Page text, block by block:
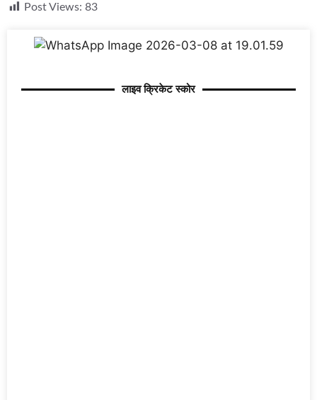
Post Views: 83
लाइव क्रिकेट स्कोर